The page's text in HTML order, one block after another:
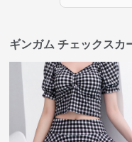
ギンガム チェックスカ